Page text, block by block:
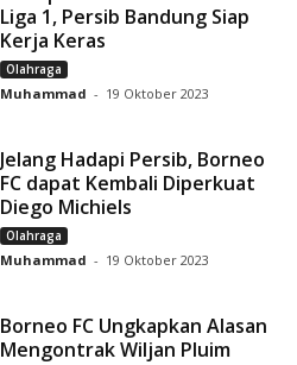
Liga 1, Persib Bandung Siap
Kerja Keras
Olahraga
Muhammad - 19 Oktober 2023
Jelang Hadapi Persib, Borneo
FC dapat Kembali Diperkuat
Diego Michiels
Olahraga
Muhammad - 19 Oktober 2023
Borneo FC Ungkapkan Alasan
Mengontrak Wiljan Pluim